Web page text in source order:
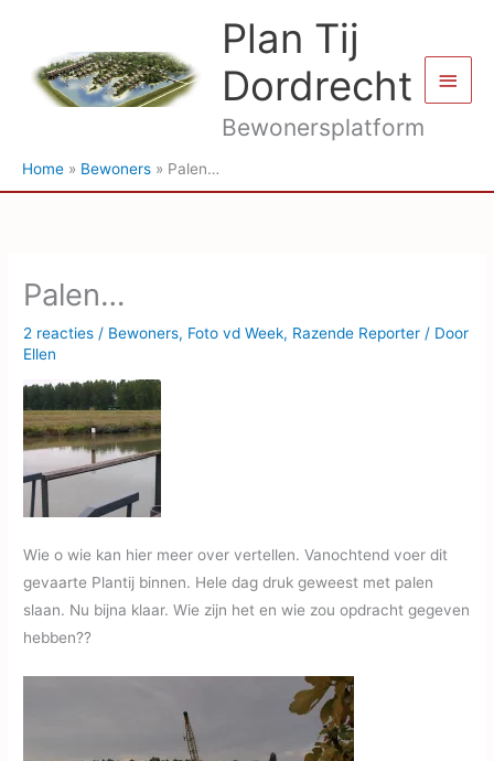
inhoud
Plan Tij
Dordrecht
Bewonersplatform
Home Bewoners Palen…
Palen…
2 reacties / Bewoners, Foto vd Week, Razende Reporter / Door
Ellen
Wie o wie kan hier meer over vertellen. Vanochtend voer dit
gevaarte Plantij binnen. Hele dag druk geweest met palen
slaan. Nu bijna klaar. Wie zijn het en wie zou opdracht gegeven
hebben??